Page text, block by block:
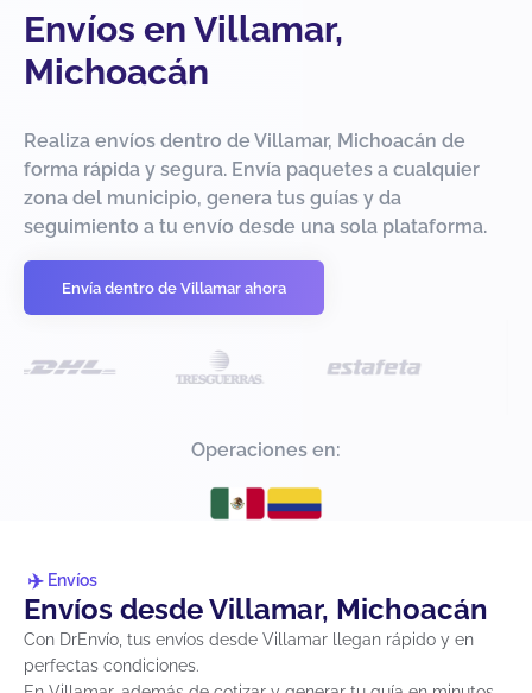
Envíos en Villamar,
Michoacán
Realiza envíos dentro de Villamar, Michoacán de
forma rápida y segura. Envía paquetes a cualquier
zona del municipio, genera tus guías y da
seguimiento a tu envío desde una sola plataforma.
Envía dentro de Villamar ahora
Operaciones en:
Envíos
Envíos desde Villamar, Michoacán
Con DrEnvío, tus envíos desde Villamar llegan rápido y en
perfectas condiciones.